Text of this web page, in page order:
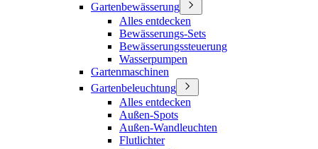
Gartenbewässerung
Alles entdecken
Bewässerungs-Sets
Bewässerungssteuerung
Wasserpumpen
Gartenmaschinen
Gartenbeleuchtung
Alles entdecken
Außen-Spots
Außen-Wandleuchten
Flutlichter